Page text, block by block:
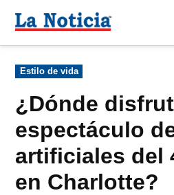
Para mantenerte informado
Donar
contenido
Noticia
Publicado
en
Estilo de vida
¿Dónde
espectáculo
artificiales del
en Charlotte?